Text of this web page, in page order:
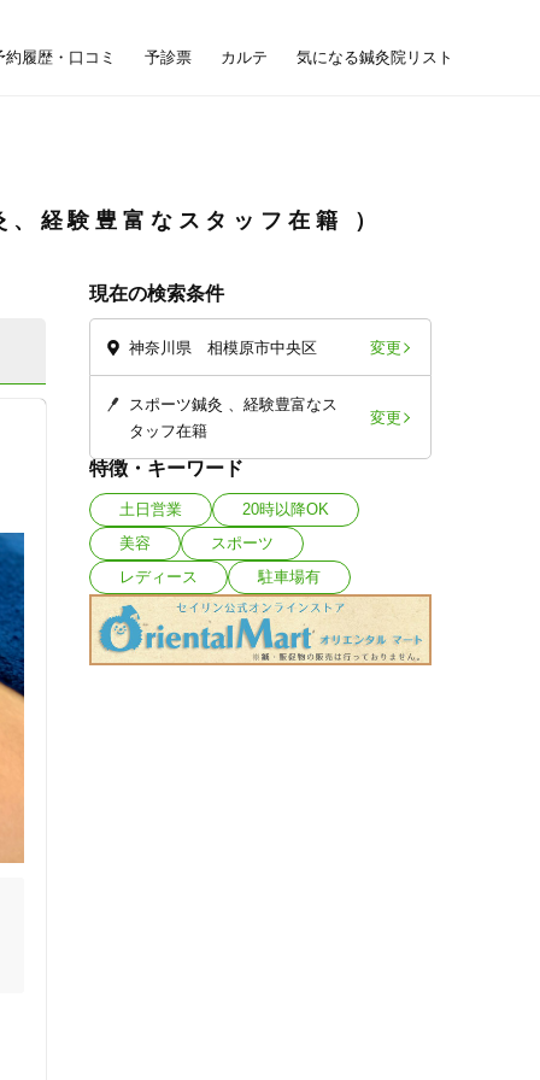
約履歴・口コミ 予診票 カルテ 気になる鍼灸院リスト
、経験豊富なスタッフ在籍
現在の検索条件
神奈川県 相模原市中央区 変更
スポーツ鍼灸
経験豊富なス
タッフ在籍
変更
特徴・キーワード
土日営業
20時以降OK
美容
スポーツ
レディース
駐車場有